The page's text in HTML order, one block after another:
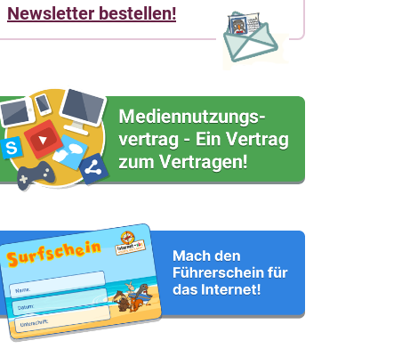
Newsletter bestellen!